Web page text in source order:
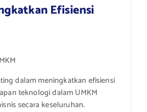
Efisiensi
dalam meningkatkan efisiensi
teknologi dalam UMKM
secara keseluruhan.